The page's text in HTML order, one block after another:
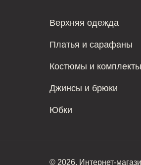
Верхняя одежда
Платья и сарафаны
Костюмы и комплекты
Джинсы и брюки
Юбки
© 2026. Интернет-